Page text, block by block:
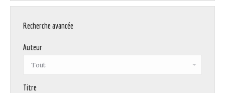
Recherche avancée
Auteur
Titre